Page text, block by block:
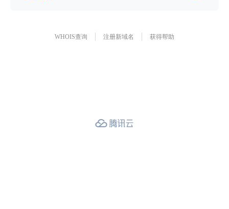
WHOIS查询 注册新域名 获得帮助